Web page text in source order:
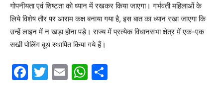
गोपनीयता एवं शिष्टता को ध्यान में रखकर किया जाएगा। गर्भवती महिलाओं के
लिये विशेष तौर पर आराम कक्ष बनाया गया है, इस बात का ध्यान रखा जाएगा कि
उन्हें लाइन में न खड़ा होना पड़े। राज्य में प्रत्येक विधानसभा क्षेत्र में एक-एक
सखी पोलिंग बूथ स्थापित किया गये हैं।
F
T
E
W